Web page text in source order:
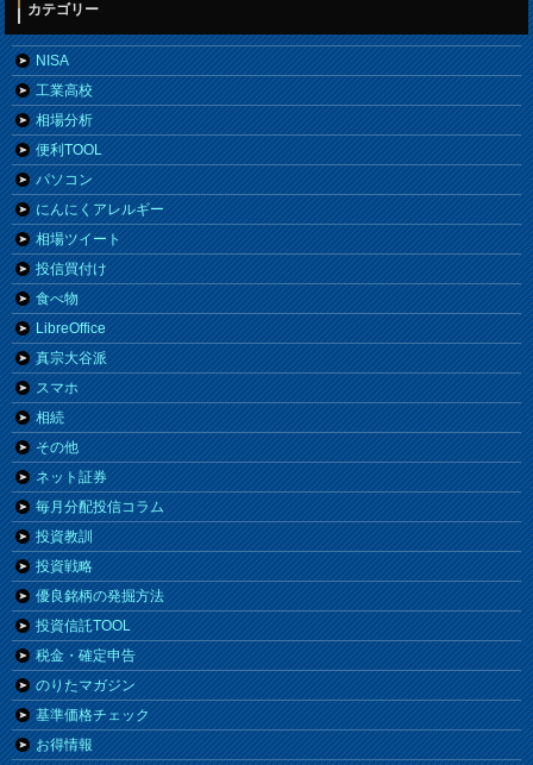
カテゴリー
NISA
工業高校
相場分析
便利TOOL
パソコン
にんにくアレルギー
相場ツイート
投信買付け
食べ物
LibreOffice
真宗大谷派
スマホ
相続
その他
ネット証券
毎月分配投信コラム
投資教訓
投資戦略
優良銘柄の発掘方法
投資信託TOOL
税金・確定申告
のりたマガジン
基準価格チェック
お得情報